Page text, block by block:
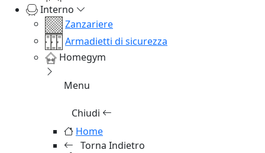
Interno
Zanzariere
Armadietti di sicurezza
Homegym
Menu
Chiudi
Home
Torna Indietro